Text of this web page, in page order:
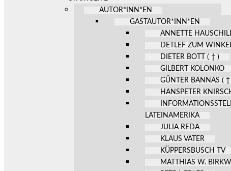
AUTOR*INN*EN
GASTAUTOR*INN*EN
ANNETTE
DETLEF ZUM
DIETER BOTT ( † )
GILBERT KOLONKO
GÜNTER BANNAS ( †
HANSPETER
LATEINAMERIKA
JULIA REDA
KLAUS VATER
KÜPPERSBUSCH TV
MATTHIAS W.